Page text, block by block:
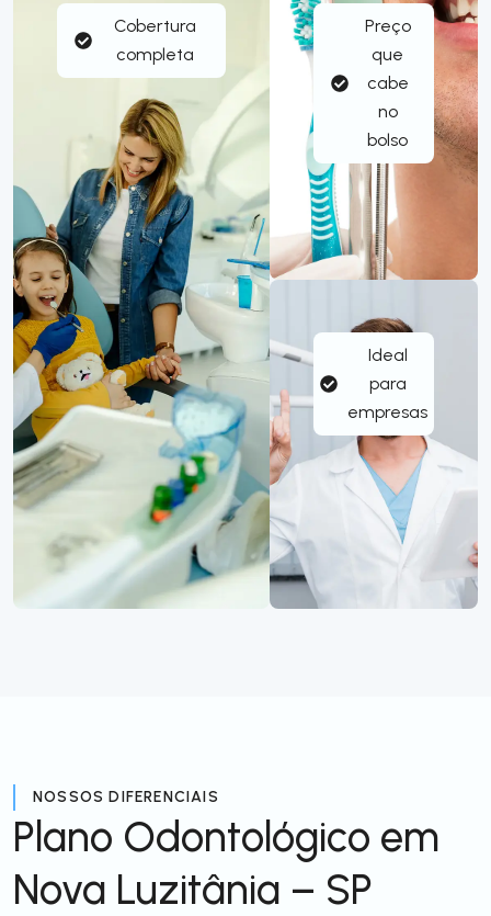
Cobertura
completa
Preço
que
cabe
no
bolso
Ideal
para
empresas
NOSSOS DIFERENCIAIS
Plano Odontológico em
Nova Luzitânia – SP